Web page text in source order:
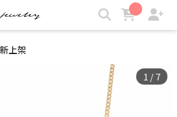
LZL Jewelry 輕珠寶飾品
上架
1 /7